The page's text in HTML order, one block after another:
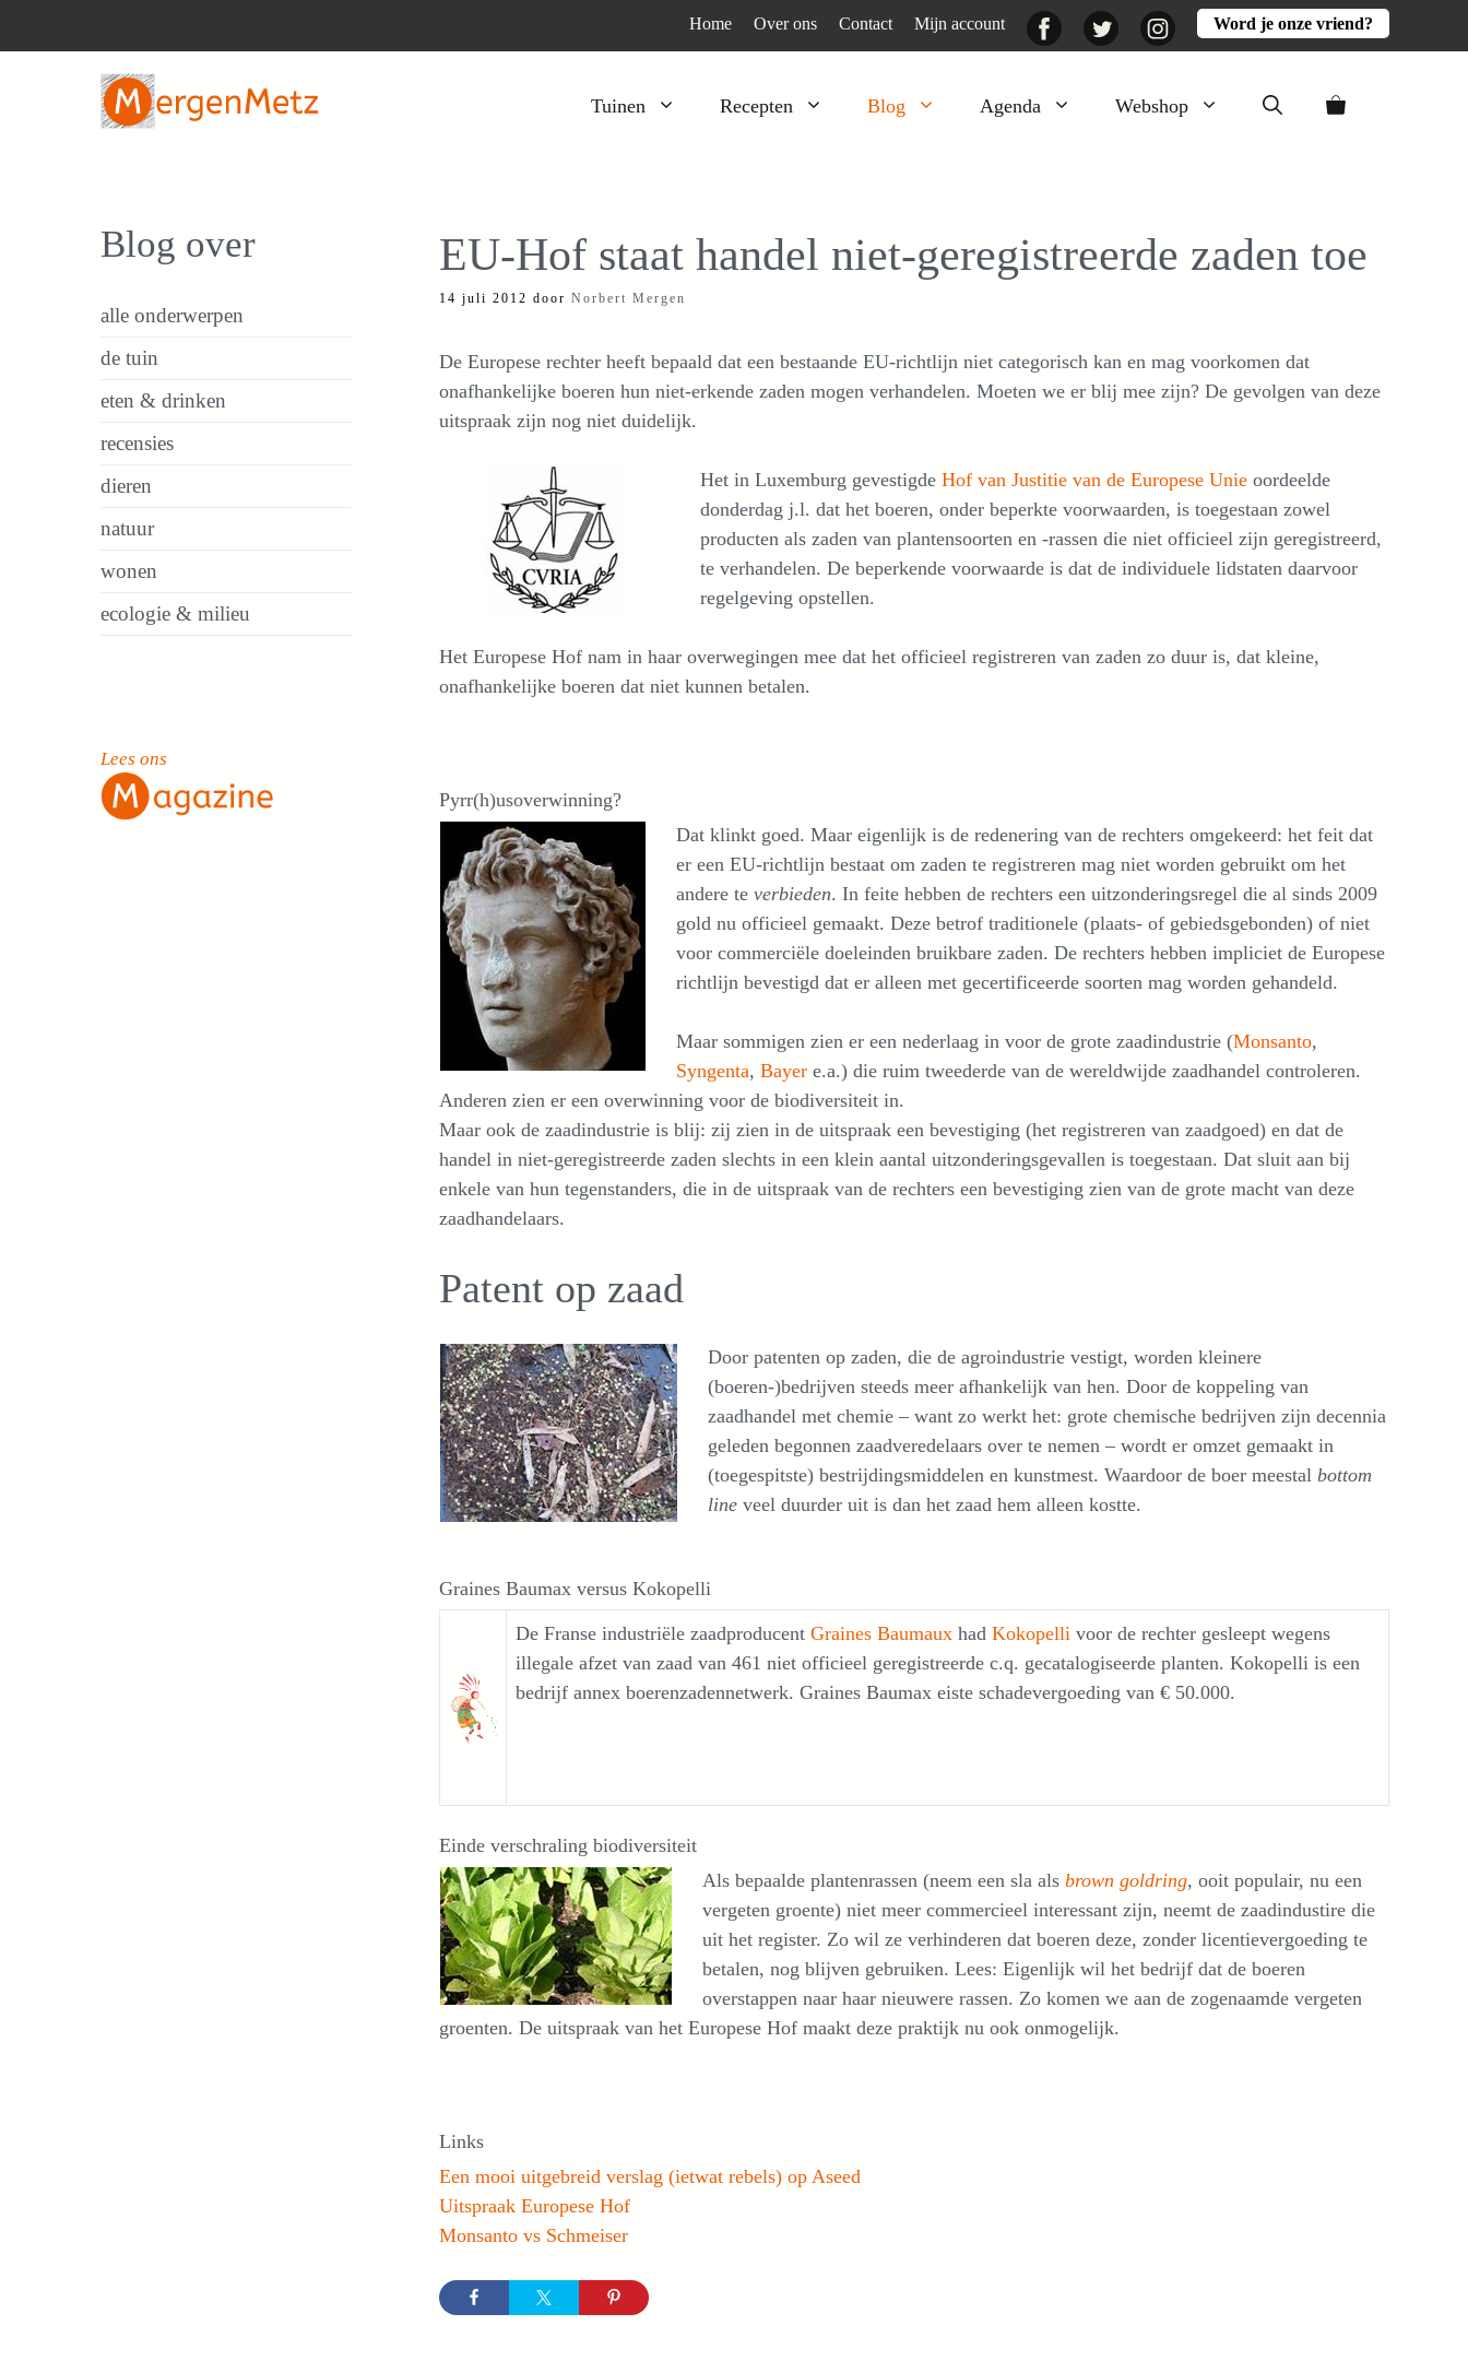
Home Over ons Contact Mijn account FacebookTwitter InstagramWord je onze vriend?
Tuinen Recepten Blog Agenda Webshop
Kruiden
Moestuin
Voedselbos
Peulgroenten
Wortelgroenten
Activiteiten
EU-Hof staat handel niet-geregistreerde zaden toe
14 juli 2012 door Norbert Mergen
De Europese rechter heeft bepaald dat een bestaande EU-richtlijn niet categorisch kan en mag voorkomen dat
onafhankelijke boeren hun niet-erkende zaden mogen verhandelen. Moeten we er blij mee zijn? De gevolgen van deze
uitspraak zijn nog niet duidelijk.
Het in Luxemburg gevestigde Hof van Justitie van de Europese Unie oordeelde
donderdag j.l. dat het boeren, onder beperkte voorwaarden, is toegestaan zowel
producten als zaden van plantensoorten en -rassen die niet officieel zijn geregistreerd,
te verhandelen. De beperkende voorwaarde is dat de individuele lidstaten daarvoor
regelgeving opstellen.
Het Europese Hof nam in haar overwegingen mee dat het officieel registreren van zaden zo duur is, dat kleine,
onafhankelijke boeren dat niet kunnen betalen.
Pyrr(h)usoverwinning?
Dat klinkt goed. Maar eigenlijk is de redenering van de rechters omgekeerd: het feit dat
er een EU-richtlijn bestaat om zaden te registreren mag niet worden gebruikt om het
andere te verbieden. In feite hebben de rechters een uitzonderingsregel die al sinds 2009
gold nu officieel gemaakt. Deze betrof traditionele (plaats- of gebiedsgebonden) of niet
voor commerciële doeleinden bruikbare zaden. De rechters hebben impliciet de Europese
richtlijn bevestigd dat er alleen met gecertificeerde soorten mag worden gehandeld.
Maar sommigen zien er een nederlaag in voor de grote zaadindustrie (Monsanto,
Syngenta, Bayer e.a.) die ruim tweederde van de wereldwijde zaadhandel controleren.
Anderen zien er een overwinning voor de biodiversiteit in.
Maar ook de zaadindustrie is blij: zij zien in de uitspraak een bevestiging (het registreren van zaadgoed) en dat de
handel in niet-geregistreerde zaden slechts in een klein aantal uitzonderingsgevallen is toegestaan. Dat sluit aan bij
enkele van hun tegenstanders, die in de uitspraak van de rechters een bevestiging zien van de grote macht van deze
zaadhandelaars.
Patent op zaad
Door patenten op zaden, die de agroindustrie vestigt, worden kleinere
(boeren-)bedrijven steeds meer afhankelijk van hen. Door de koppeling van
zaadhandel met chemie – want zo werkt het: grote chemische bedrijven zijn decennia
geleden begonnen zaadveredelaars over te nemen – wordt er omzet gemaakt in
(toegespitste) bestrijdingsmiddelen en kunstmest. Waardoor de boer meestal bottom
line veel duurder uit is dan het zaad hem alleen kostte.
Graines Baumax versus Kokopelli
De Franse industriële zaadproducent Graines Baumaux had Kokopelli voor de rechter gesleept wegens
illegale afzet van zaad van 461 niet officieel geregistreerde c.q. gecatalogiseerde planten. Kokopelli is een
bedrijf annex boerenzadennetwerk. Graines Baumax eiste schadevergoeding van € 50.000.
Einde verschraling biodiversiteit
Als bepaalde plantenrassen (neem een sla als brown goldring, ooit populair, nu een
vergeten groente) niet meer commercieel interessant zijn, neemt de zaadindustire die
uit het register. Zo wil ze verhinderen dat boeren deze, zonder licentievergoeding te
betalen, nog blijven gebruiken. Lees: Eigenlijk wil het bedrijf dat de boeren
overstappen naar haar nieuwere rassen. Zo komen we aan de zogenaamde vergeten
groenten. De uitspraak van het Europese Hof maakt deze praktijk nu ook onmogelijk.
Links
Een mooi uitgebreid verslag (ietwat rebels) op Aseed
Uitspraak Europese Hof
Monsanto vs Schmeiser
Blog over
alle onderwerpen
de tuin
eten & drinken
recensies
dieren
natuur
wonen
ecologie & milieu
Lees ons